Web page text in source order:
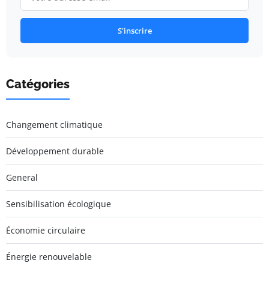
S'inscrire
Catégories
Changement climatique
Développement durable
General
Sensibilisation écologique
Économie circulaire
Énergie renouvelable